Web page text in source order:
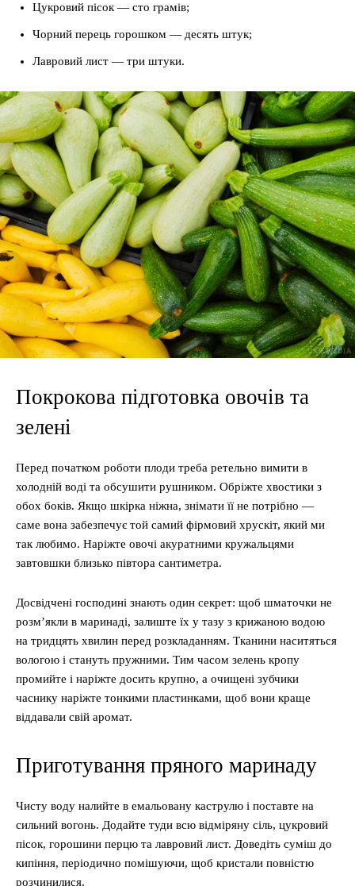
Цукровий пісок — сто грамів;
Чорний перець горошком — десять штук;
Лавровий лист — три штуки.
Покрокова підготовка овочів та
зелені
Перед початком роботи плоди треба ретельно вимити в
холодній воді та обсушити рушником. Обріжте хвостики з
обох боків. Якщо шкірка ніжна, знімати її не потрібно —
саме вона забезпечує той самий фірмовий хрускіт, який ми
так любимо. Наріжте овочі акуратними кружальцями
завтовшки близько півтора сантиметра.
Досвідчені господині знають один секрет: щоб шматочки не
розм’якли в маринаді, залиште їх у тазу з крижаною водою
на тридцять хвилин перед розкладанням. Тканини наситяться
вологою і стануть пружними. Тим часом зелень кропу
промийте і наріжте досить крупно, а очищені зубчики
часнику наріжте тонкими пластинками, щоб вони краще
віддавали свій аромат.
Приготування пряного маринаду
Чисту воду налийте в емальовану каструлю і поставте на
сильний вогонь. Додайте туди всю відміряну сіль, цукровий
пісок, горошини перцю та лавровий лист. Доведіть суміш до
кипіння, періодично помішуючи, щоб кристали повністю
розчинилися.